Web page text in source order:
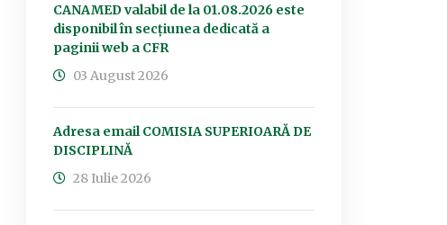
CANAMED valabil de la 01.08.2026 este
disponibil în secțiunea dedicată a
paginii web a CFR
03 August 2026
Adresa email COMISIA SUPERIOARĂ DE
DISCIPLINĂ
28 Iulie 2026